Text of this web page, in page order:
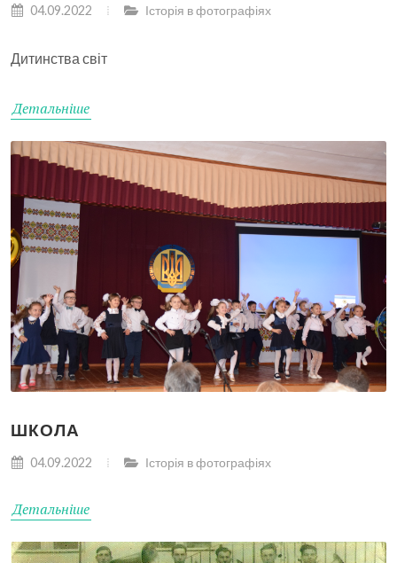
04.09.2022 Історія в фотографіях
Дитинства світ
Детальніше
ШКОЛА
04.09.2022 Історія в фотографіях
Детальніше